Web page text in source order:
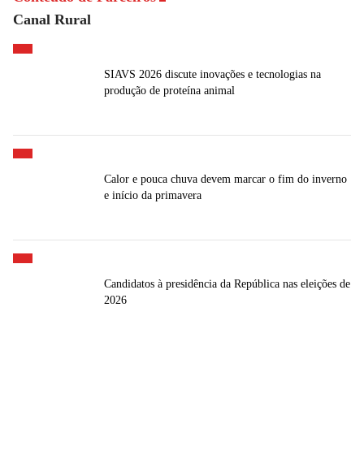
Canal Rural
SIAVS 2026 discute inovações e tecnologias na
produção de proteína animal
Calor e pouca chuva devem marcar o fim do inverno
e início da primavera
Candidatos à presidência da República nas eleições de
2026